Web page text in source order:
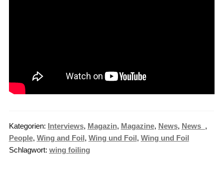
Kategorien: Interviews, Magazin, Magazine, News, News_ ,
People, Wing and Foil, Wing und Foil, Wing und Foil
Schlagwort: wing foiling